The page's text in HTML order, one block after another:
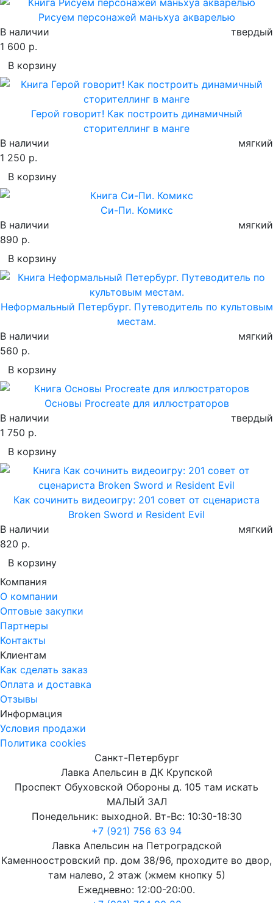
Рисуем персонажей маньхуа акварелью
В наличии
твердый
1 600 р.
В корзину
Герой говорит! Как построить динамичный
сторителлинг в манге
В наличии
мягкий
1 250 р.
В корзину
Си-Пи. Комикс
В наличии
мягкий
890 р.
В корзину
Неформальный Петербург. Путеводитель по культовым
местам.
В наличии
мягкий
560 р.
В корзину
Основы Procreate для иллюстраторов
В наличии
твердый
1 750 р.
В корзину
Как сочинить видеоигру: 201 совет от сценариста
Broken Sword и Resident Evil
В наличии
мягкий
820 р.
В корзину
Компания
О компании
Оптовые закупки
Партнеры
Контакты
Клиентам
Как сделать заказ
Оплата и доставка
Отзывы
Информация
Условия продажи
Политика cookies
Санкт-Петербург
Лавка Апельсин в ДК Крупской
Проспект Обуховской Обороны д. 105 там искать
МАЛЫЙ ЗАЛ
Понедельник: выходной. Вт-Вс: 10:30-18:30
+7 (921) 756 63 94
Лавка Апельсин на Петроградской
Каменноостровский пр. дом 38/96, проходите во двор,
там налево, 2 этаж (жмем кнопку 5)
Ежедневно: 12:00-20:00.